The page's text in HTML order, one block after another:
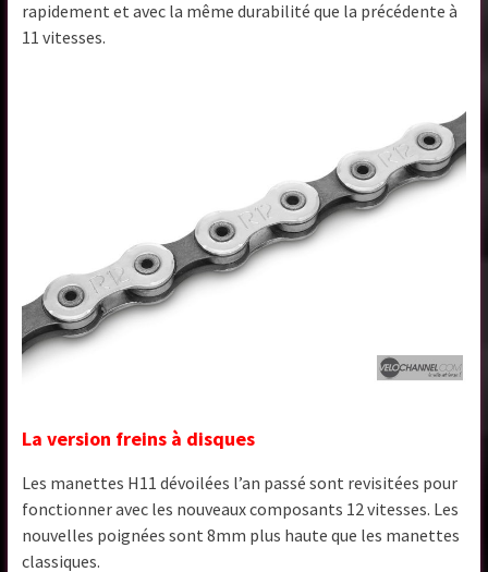
rapidement et avec la même durabilité que la précédente à
11 vitesses.
La version freins à disques
Les manettes H11 dévoilées l’an passé sont revisitées pour
fonctionner avec les nouveaux composants 12 vitesses. Les
nouvelles poignées sont 8mm plus haute que les manettes
classiques.